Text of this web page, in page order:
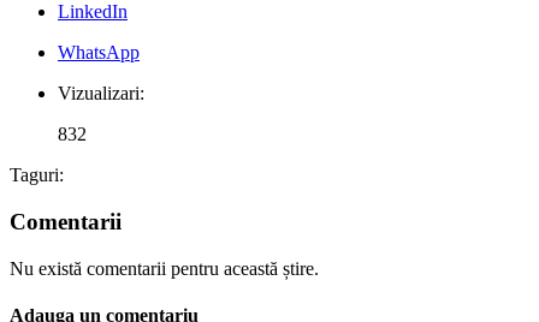
LinkedIn
WhatsApp
Vizualizari:
832
Taguri:
Comentarii
Nu există comentarii pentru această știre.
Adauga un comentariu